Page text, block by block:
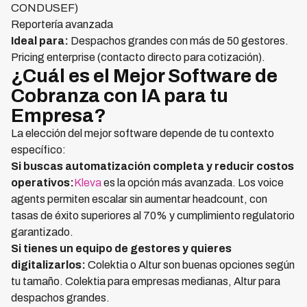
CONDUSEF)
Reportería avanzada
Ideal para: Despachos grandes con más de 50 gestores.
Pricing enterprise (contacto directo para cotización).
¿Cuál es el Mejor Software de
Cobranza con IA para tu
Empresa?
La elección del mejor software depende de tu contexto
específico:
Si buscas automatización completa y reducir costos
operativos: Klevaes la opción más avanzada. Los voice
agents permiten escalar sin aumentar headcount, con
tasas de éxito superiores al 70% y cumplimiento regulatorio
garantizado.
Si tienes un equipo de gestores y quieres
digitalizarlos: Colektia o Altur son buenas opciones según
tu tamaño. Colektia para empresas medianas, Altur para
despachos grandes.